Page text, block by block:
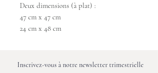
Deux dimensions (à plat) :
47 cm x 47 cm
24 cm x 48 cm
Inscrivez-vous à notre newsletter trimestrielle